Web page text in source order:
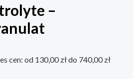
–
cen: od 130,00 zł do 740,00 zł